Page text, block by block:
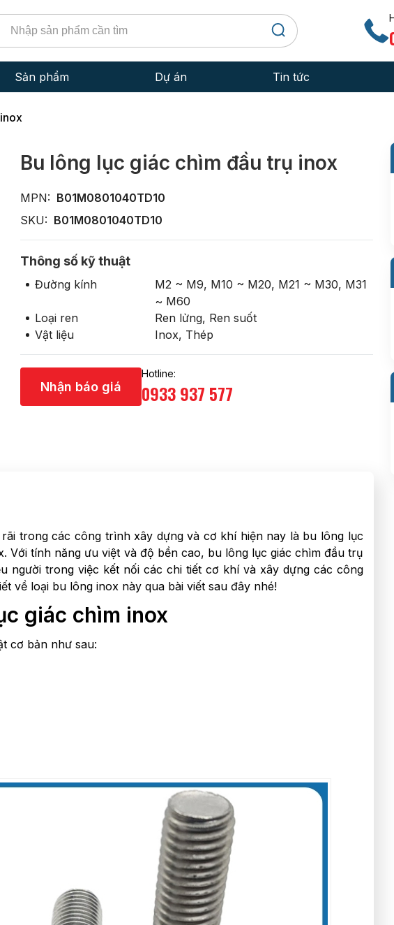
Sản phẩm
Đinh Vít - Ốc Vít
Ty ren
Đinh rút
Tắc kê
Tăng đơ
Cùm treo ống
Kẹp xà gồ
Dự án Tin tức
Kinh nghiệm hướng dẫn
Bu lông lục giác chìm đầu trụ inox
MPN: B01M0801040TD10
SKU: B01M0801040TD10
Thông số kỹ thuật
Đường kính
M2 ~ M9, M10 ~ M20, M21 ~ M30, M31
~ M60
Loại ren
Ren lửng, Ren suốt
Vật liệu
Inox, Thép
Nhận báo giá
Hotline:
0933 937 577
trong các công trình xây dựng và cơ khí hiện nay là bu lông lục
Với tính năng ưu việt và độ bền cao, bu lông lục giác chìm đầu trụ
người trong việc kết nối các chi tiết cơ khí và xây dựng các công
về loại bu lông inox này qua bài viết sau đây nhé!
giác chìm inox
cơ bản như sau: